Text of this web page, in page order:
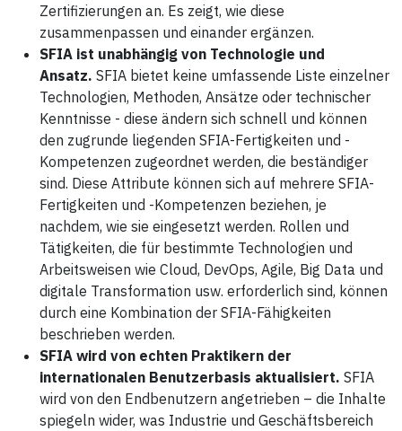
Zertifizierungen an. Es zeigt, wie diese
zusammenpassen und einander ergänzen.
SFIA ist unabhängig von Technologie und
Ansatz. SFIA bietet keine umfassende Liste einzelner
Technologien, Methoden, Ansätze oder technischer
Kenntnisse - diese ändern sich schnell und können
den zugrunde liegenden SFIA-Fertigkeiten und -
Kompetenzen zugeordnet werden, die beständiger
sind. Diese Attribute können sich auf mehrere SFIA-
Fertigkeiten und -Kompetenzen beziehen, je
nachdem, wie sie eingesetzt werden. Rollen und
Tätigkeiten, die für bestimmte Technologien und
Arbeitsweisen wie Cloud, DevOps, Agile, Big Data und
digitale Transformation usw. erforderlich sind, können
durch eine Kombination der SFIA-Fähigkeiten
beschrieben werden.
SFIA wird von echten Praktikern der
internationalen Benutzerbasis aktualisiert. SFIA
wird von den Endbenutzern angetrieben – die Inhalte
spiegeln wider, was Industrie und Geschäftsbereich